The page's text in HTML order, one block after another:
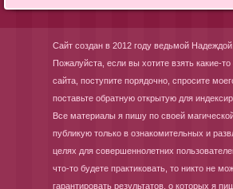
Сайт создан в 2012 году ведьмой Надеждой.
Пожалуйста, если вы хотите взять какие-
сайта, поступите порядочно, спросите
поставьте обратную открытую для
Все материалы я пишу по своей
публикую только в ознакомительных и
целях для совершеннолетних
что-то будете практиковать, то никто не
гарантировать результатов, о которых я